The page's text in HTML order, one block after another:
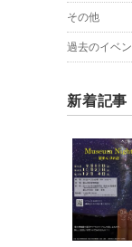
その他
過去のイベン
新着記事